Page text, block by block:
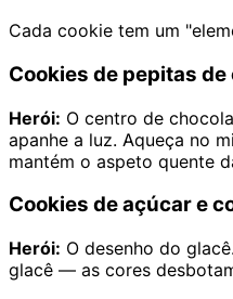
Cada cookie tem um
Cookies de pepitas
Herói: O centro de
apanhe a luz. Aqueça no
mantém o aspeto quente
Cookies de açúcar e
Herói: O desenho do
glacê — as cores